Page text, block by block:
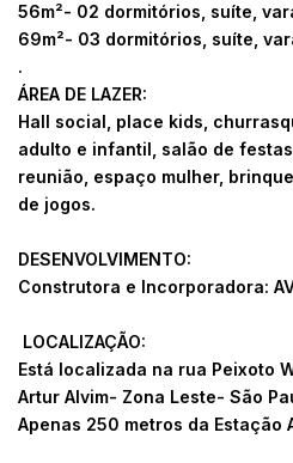
56m²- 02 dormitórios, suíte,
69m²- 03 dormitórios, suíte,
.
ÁREA DE LAZER:
Hall social, place kids,
adulto e infantil, salão de
reunião, espaço mulher,
de jogos.
DESENVOLVIMENTO:
Construtora e Incorporadora:
LOCALIZAÇÃO:
Está localizada na rua Peixoto
Artur Alvim- Zona Leste- São
Apenas 250 metros da Estação